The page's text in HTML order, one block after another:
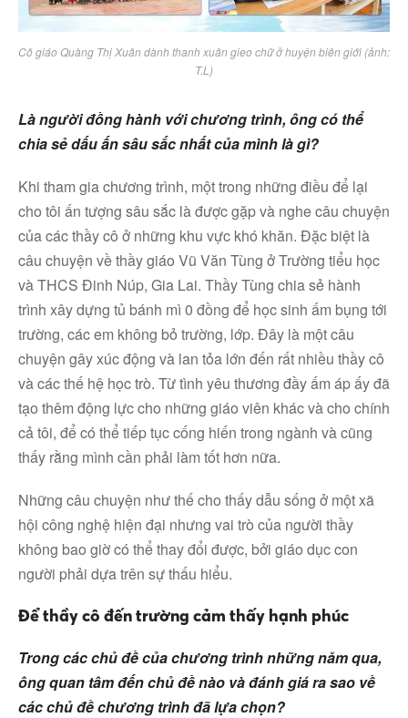
Cô giáo Quàng Thị Xuân dành thanh xuân gieo chữ ở huyện biên giới (ảnh:
T.L)
Là người đồng hành với chương trình, ông có thể
chia sẻ dấu ấn sâu sắc nhất của mình là gì?
Khi tham gia chương trình, một trong những điều để lại
cho tôi ấn tượng sâu sắc là được gặp và nghe câu chuyện
của các thầy cô ở những khu vực khó khăn. Đặc biệt là
câu chuyện về thầy giáo Vũ Văn Tùng ở Trường tiểu học
và THCS Đinh Núp, Gia Lai. Thầy Tùng chia sẻ hành
trình xây dựng tủ bánh mì 0 đồng để học sinh ấm bụng tới
trường, các em không bỏ trường, lớp. Đây là một câu
chuyện gây xúc động và lan tỏa lớn đến rất nhiều thầy cô
và các thế hệ học trò. Từ tình yêu thương đầy ấm áp ấy đã
tạo thêm động lực cho những giáo viên khác và cho chính
cả tôi, để có thể tiếp tục cống hiến trong ngành và cũng
thấy rằng mình cần phải làm tốt hơn nữa.
Những câu chuyện như thế cho thấy dẫu sống ở một xã
hội công nghệ hiện đại nhưng vai trò của người thầy
không bao giờ có thể thay đổi được, bởi giáo dục con
người phải dựa trên sự thấu hiểu.
Để thầy cô đến trường cảm thấy hạnh phúc
Trong các chủ đề của chương trình những năm qua,
ông quan tâm đến chủ đề nào và đánh giá ra sao về
các chủ đề chương trình đã lựa chọn?